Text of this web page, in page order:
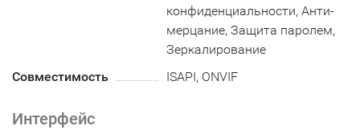
конфиденциальности, Анти-
мерцание, Защита паролем,
Зеркалирование
Совместимость
ISAPI, ONVIF
Интерфейс